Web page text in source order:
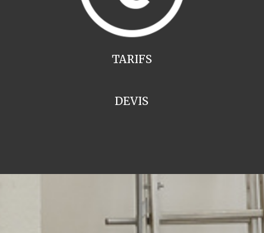
TARIFS
DEVIS